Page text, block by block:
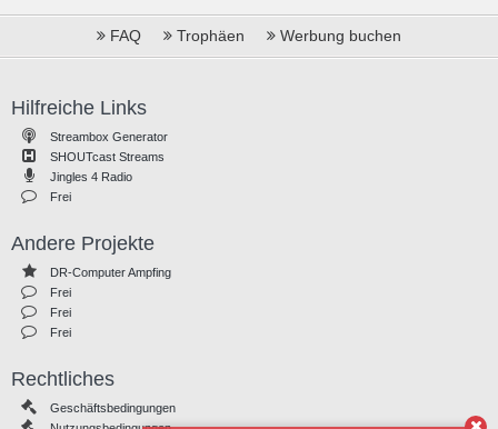
FAQ Trophäen Werbung buchen
Hilfreiche Links
Streambox Generator
SHOUTcast Streams
Jingles 4 Radio
Frei
Andere Projekte
DR-Computer Ampfing
Frei
Frei
Frei
Rechtliches
Geschäftsbedingungen